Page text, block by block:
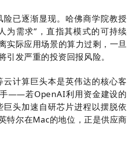
已逐渐显现。哈佛商学院教授
需求”，直指其模式的可持续
实际应用场景的算力过剩，一旦
发严重的投资回报风险。
计算巨头本是英伟达的核心客
——若OpenAI利用资金建设的
头加速自研芯片进程以摆脱依
特尔在Mac的地位，正是供应商